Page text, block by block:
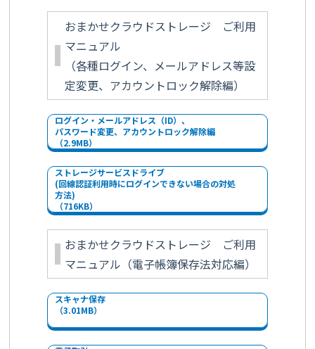
おまかせクラウドストレージ ご利用
マニュアル
（各種ログイン、メールアドレス等設
定変更、アカウントロック解除編）
ログイン・メールアドレス（ID）、
パスワード変更、アカウントロック解除編
（2.9MB）
ストレージサービスドライブ
(回線認証利用時にログインできない場合の対処
方法)
（716KB）
おまかせクラウドストレージ ご利用
マニュアル（電子帳簿保存法対応編）
スキャナ保存
（3.01MB）